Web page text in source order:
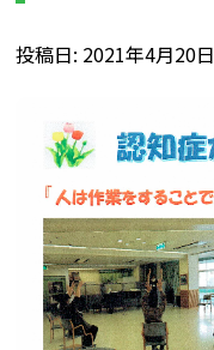
投稿日 2021年4月20日